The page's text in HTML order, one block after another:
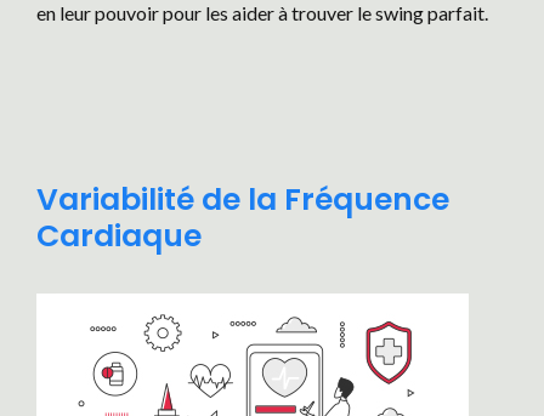
en leur pouvoir pour les aider à trouver le swing parfait.
Variabilité de la Fréquence
Cardiaque